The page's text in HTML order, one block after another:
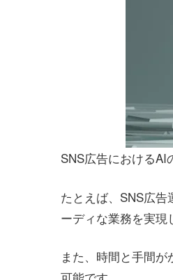
SNS広告におけるAI
たとえば、SNS広
ーディな業務を実現
また、時間と手間